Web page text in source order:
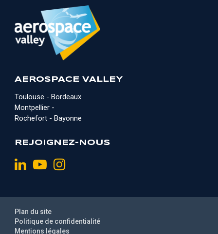
AEROSPACE VALLEY
Toulouse - Bordeaux
Montpellier -
Rochefort - Bayonne
REJOIGNEZ-NOUS
Mentions légales
Politique de confidentialité
Plan du site